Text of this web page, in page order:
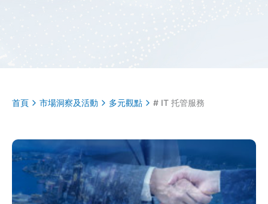
首頁 市場洞察及活動 多元觀點 # IT 托管服務